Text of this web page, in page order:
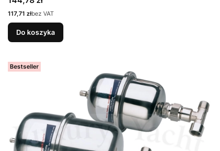
Cena
117,71 złbez VAT
Do koszyka
Bestseller